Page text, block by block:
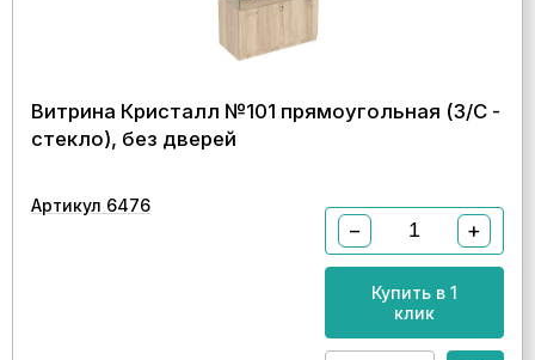
Витрина Кристалл №101 прямоугольная (З/C -
стекло), без дверей
Артикул 6476
− +
Купить в 1
клик